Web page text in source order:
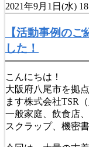
2021年9月1日(水)
【活動事例の
した！
こんにちは！
大阪府八尾市を拠
ます株式会社TSR
一般家庭、飲食店
スクラップ、機密